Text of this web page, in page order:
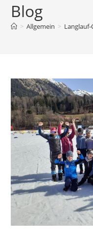
Blog
> Allgemein >